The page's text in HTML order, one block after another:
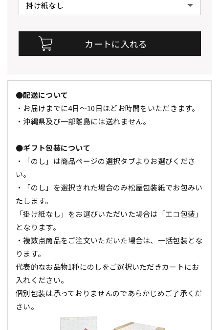
●配送について
・お届けまでに4日～10日ほどお時間をいただきます。
・沖縄県及び一部離島には送れません。
●ギフト包装について
・「のし」は商品ページの選択タブよりお選びくださ
い。
・「のし」を選択された場合のみ松屋包装紙でお包みい
たします。
「掛け紙なし」をお選びいただいた場合は「エコ包装」
となります。
・複数点商品をご注文いただいた場合は、一括包装とな
ります。
代表的なお品物1種にのしをご選択いただきカートにお
入れください。
個別包装は承っておりませんのであらかじめご了承くだ
さい。